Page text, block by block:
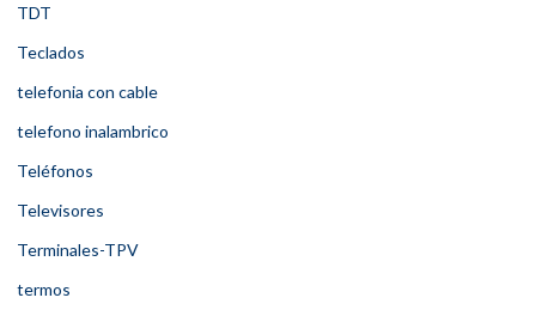
TDT
Teclados
telefonia con cable
telefono inalambrico
Teléfonos
Televisores
Terminales-TPV
termos